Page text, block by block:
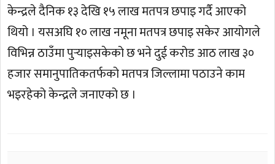
केन्द्रले दैनिक १३ देखि १५ लाख मतपत्र छपाइ गर्दै आएको
थियो । यसअघि १० लाख नमूना मतपत्र छपाइ सकेर आयोगले
विभिन्न ठाउँमा पुर्‍याइसकेको छ भने दुई करोड आठ लाख ३०
हजार समानुपातिकतर्फको मतपत्र जिल्लामा पठाउने काम
भइरहेको केन्द्रले जनाएको छ ।